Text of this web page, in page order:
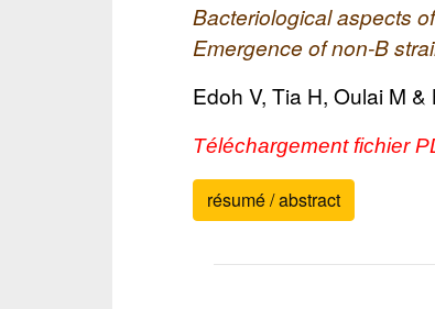
Bacteriological aspects
Emergence of non-B
Edoh V, Tia H, Oulai M &
Téléchargement fichier
résumé / abstract